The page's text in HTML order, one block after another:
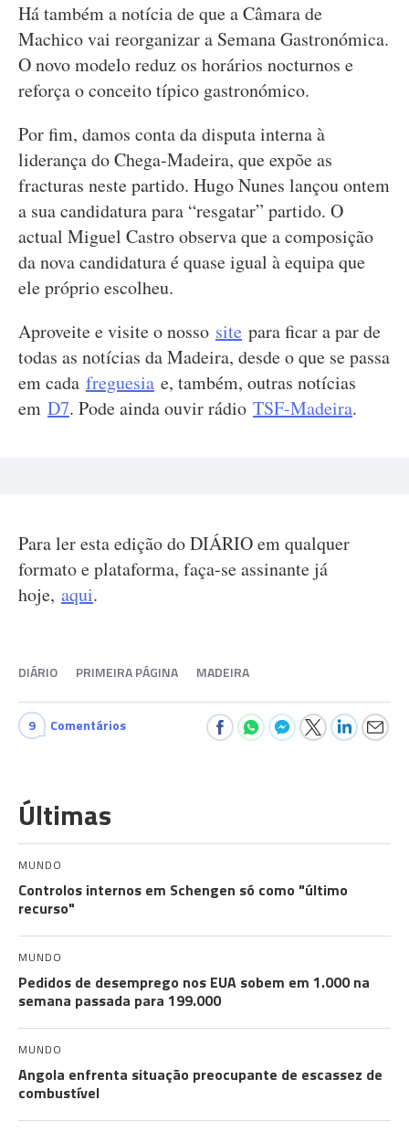
Há também a notícia de que a Câmara de
Machico vai reorganizar a Semana Gastronómica.
O novo modelo reduz os horários nocturnos e
reforça o conceito típico gastronómico.
Por fim, damos conta da disputa interna à
liderança do Chega-Madeira, que expõe as
fracturas neste partido. Hugo Nunes lançou ontem
a sua candidatura para “resgatar” partido. O
actual Miguel Castro observa que a composição
da nova candidatura é quase igual à equipa que
ele próprio escolheu.
Aproveite e visite o nosso site para ficar a par de
todas as notícias da Madeira, desde o que se passa
em cada freguesia e, também, outras notícias
em D7. Pode ainda ouvir rádio TSF-Madeira.
Para ler esta edição do DIÁRIO em qualquer
formato e plataforma, faça-se assinante já
hoje, aqui.
DIÁRIO PRIMEIRA PÁGINA MADEIRA
9 Comentários
Últimas
MUNDO
Controlos internos em Schengen só como "último
recurso"
MUNDO
Pedidos de desemprego nos EUA sobem em 1.000 na
semana passada para 199.000
MUNDO
Angola enfrenta situação preocupante de escassez de
combustível